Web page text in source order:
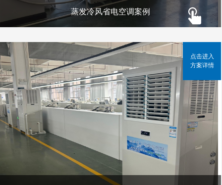
蒸发冷风省电空调案例
点击进入
方案详情